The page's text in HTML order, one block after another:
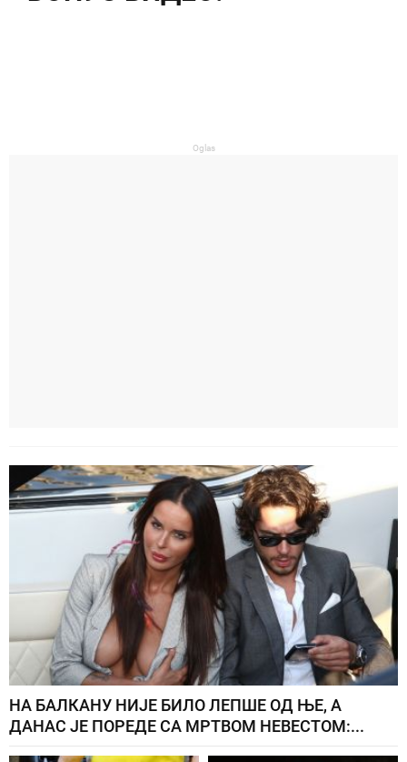
Oglas
НА БАЛКАНУ НИЈЕ БИЛО ЛЕПШЕ ОД ЊЕ, А
ДАНАС ЈЕ ПОРЕДЕ СА МРТВОМ НЕВЕСТОМ:...